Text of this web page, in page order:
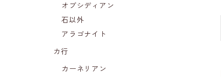
オブシディアン
石以外
アラゴナイト
カ行
カーネリアン